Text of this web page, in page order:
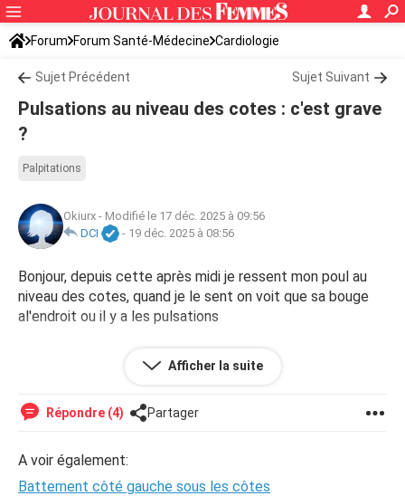
Forum Forum Santé-Médecine Cardiologie
Sujet Précédent Sujet Suivant
Pulsations au niveau des cotes : c'est grave
?
Palpitations
Okiurx - Modifié le 17 déc. 2025 à 09:56
DCI
- 19 déc. 2025 à 08:56
Bonjour, depuis cette après midi je ressent mon poul au
niveau des cotes, quand je le sent on voit que sa bouge
al'endroit ou il y a les pulsations
Qu'est ce que ça veut dire ?
Afficher la suite
Répondre (4) Partager
A voir également:
Battement côté gauche sous les côtes